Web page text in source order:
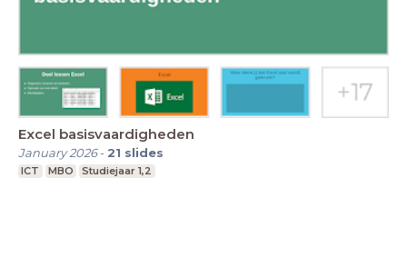
Excel basisvaardigheden
January 2026- 21 slides
ICT MBO Studiejaar 1,2